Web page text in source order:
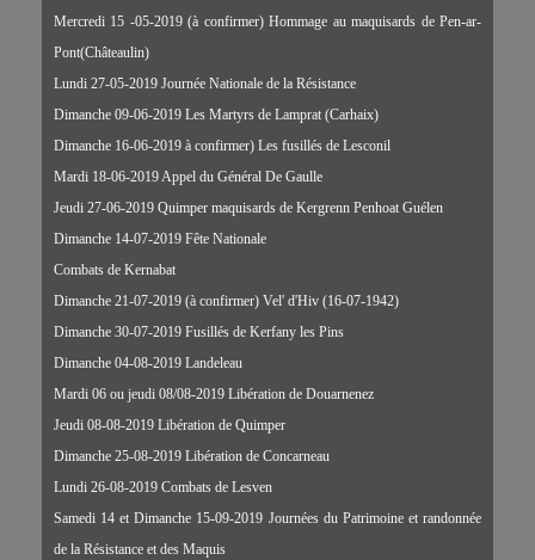
Mercredi 15 -05-2019 (à confirmer) Hommage au maquisards de Pen-ar-
Pont(Châteaulin)
Lundi 27-05-2019 Journée Nationale de la Résistance
Dimanche 09-06-2019 Les Martyrs de Lamprat (Carhaix)
Dimanche 16-06-2019 à confirmer) Les fusillés de Lesconil
Mardi 18-06-2019 Appel du Général De Gaulle
Jeudi 27-06-2019 Quimper maquisards de Kergrenn Penhoat Guélen
Dimanche 14-07-2019 Fête Nationale
Combats de Kernabat
Dimanche 21-07-2019 (à confirmer) Vel' d'Hiv (16-07-1942)
Dimanche 30-07-2019 Fusillés de Kerfany les Pins
Dimanche 04-08-2019 Landeleau
Mardi 06 ou jeudi 08/08-2019 Libération de Douarnenez
Jeudi 08-08-2019 Libération de Quimper
Dimanche 25-08-2019 Libération de Concarneau
Lundi 26-08-2019 Combats de Lesven
Samedi 14 et Dimanche 15-09-2019 Journées du Patrimoine et randonnée
de la Résistance et des Maquis